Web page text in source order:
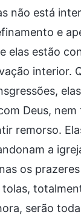
não está
e
elas estão
interior.
Deus, nem
remorso.
a
os
tolas,
serão